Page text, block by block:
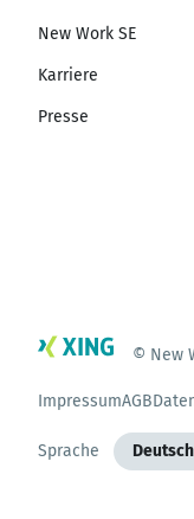
New Work SE
Karriere
Presse
© New
ImpressumAGB
Sprache Deutsch